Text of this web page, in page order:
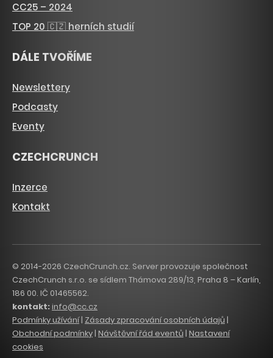
CC25 – 2024
TOP 20 🇨🇿 herních studií
DÁLE TVOŘÍME
Newslettery
Podcasty
Eventy
CZECHCRUNCH
Inzerce
Kontakt
© 2014-2026 CzechCrunch.cz. Server provozuje společnost
CzechCrunch s.r.o. se sídlem Thámova 289/13, Praha 8 – Karlín,
186 00. IČ 01465562.
kontakt:info@cc.cz
Podmínky užívání| Zásady zpracování osobních údajů |
Obchodní podmínky | Návštěvní řád eventů | Nastavení
cookies